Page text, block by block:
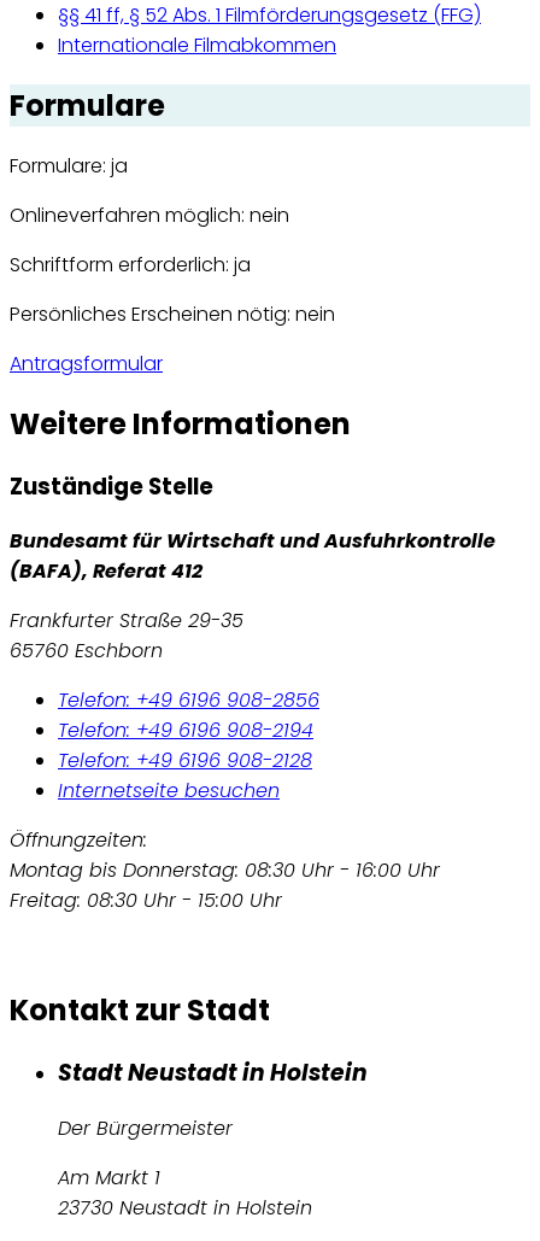
§§ 41 ff, § 52 Abs. 1 Filmförderungsgesetz (FFG)
Internationale Filmabkommen
Formulare
Formulare: ja
Onlineverfahren möglich: nein
Schriftform erforderlich: ja
Persönliches Erscheinen nötig: nein
Antragsformular
Weitere Informationen
Zuständige Stelle
Bundesamt für Wirtschaft und Ausfuhrkontrolle
(BAFA), Referat 412
Frankfurter Straße 29-35
65760 Eschborn
Telefon: +49 6196 908-2856
Telefon: +49 6196 908-2194
Telefon: +49 6196 908-2128
Internetseite besuchen
Öffnungzeiten:
Montag bis Donnerstag: 08:30 Uhr - 16:00 Uhr
Freitag: 08:30 Uhr - 15:00 Uhr
Kontakt zur Stadt
Stadt Neustadt in Holstein
Der Bürgermeister
Am Markt 1
23730 Neustadt in Holstein